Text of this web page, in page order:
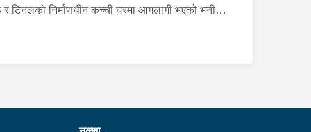
र टिनलको निर्माणधीन कच्ची घरमा आगलागी भएको भनी